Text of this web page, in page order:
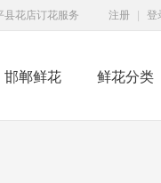
县花店订花服务 注册 登
邯郸鲜花 鲜花分类